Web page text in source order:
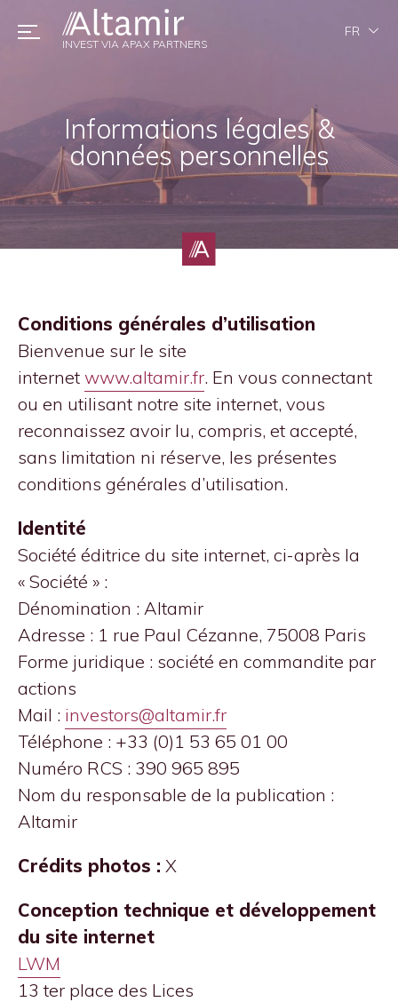
Informations légales &
données personnelles
Conditions générales d’utilisation
Bienvenue sur le site
internet www.altamir.fr. En vous connectant
ou en utilisant notre site internet, vous
reconnaissez avoir lu, compris, et accepté,
sans limitation ni réserve, les présentes
conditions générales d’utilisation.
Identité
Société éditrice du site internet, ci-après la
« Société » :
Dénomination : Altamir
Adresse : 1 rue Paul Cézanne, 75008 Paris
Forme juridique : société en commandite par
actions
Mail : investors@altamir.fr
Téléphone : +33 (0)1 53 65 01 00
Numéro RCS : 390 965 895
Nom du responsable de la publication :
Altamir
Crédits photos : X
Conception technique et développement
du site internet
LWM
13 ter place des Lices
INVEST VIA APAX PARTNERS
FR